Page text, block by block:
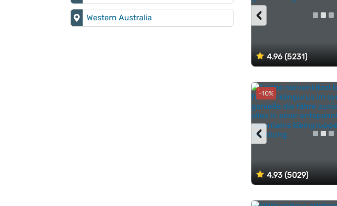
4.96 (5231)
‹
-10%
4.93 (5029)
‹
Western Australia